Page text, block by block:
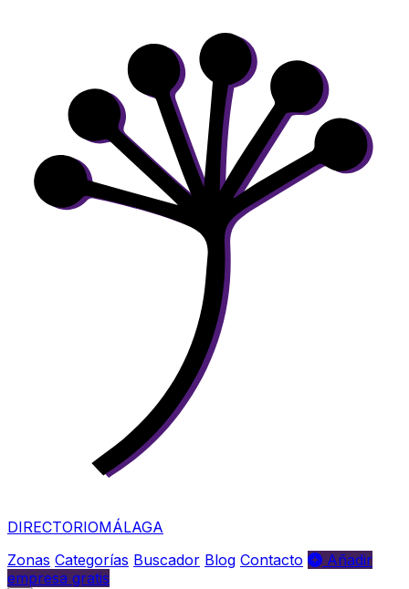
DIRECTORIOMÁLAGA
Zonas Categorías Buscador Blog Contacto
Añadir
empresa gratis